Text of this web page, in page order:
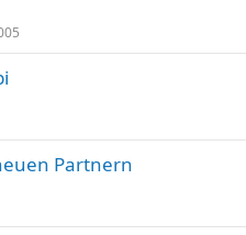
Partnern